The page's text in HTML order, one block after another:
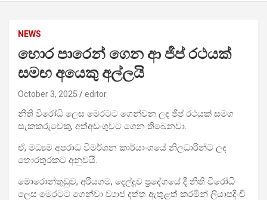
NEWS
හොර පාරෙන් ගෙන ආ ජීප් රථයක්
සමඟ අයෙකු අල්ලයි
October 3, 2025 editor
නීති වි‍රෝධි ‍ලෙස මෙරටට ගෙන්වන ලද ජීප් රථයක් සමග
සැකකරුවෙකු, අත්අඩංගුවට ගෙන තිබෙනවා.
ඒ, මධ්‍යම අපරාධ විමර්ශන කාර්යාංශයේ නිලධාරින්ට ලද
තොරතුරකට අනුවයි.
මොරොන්තුඩුව, අරියගම, දෙල්දූව ප්‍රදේශයේ දී නීති විරෝධි
ලෙස මෙරටට ගෙන්වා ව්‍යාජ දත්ත ඇතුළත් කරමින් ලියාපදිංචි